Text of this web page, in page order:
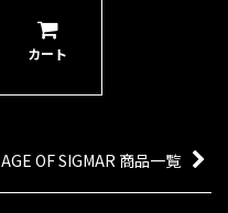
カート
AGE OF SIGMAR 商品一覧